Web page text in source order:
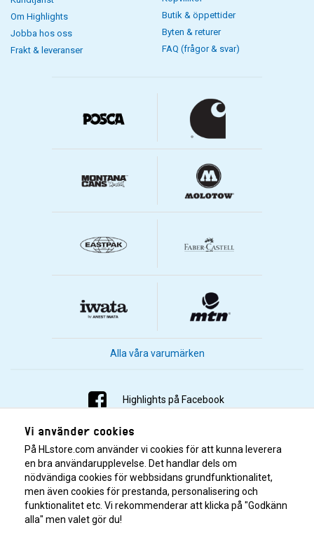
Om Highlights
Jobba hos oss
Frakt & leveranser
Butik & öppettider
Byten & returer
FAQ (frågor & svar)
Alla våra varumärken
Highlights på Facebook
Highlights på Instagram
Highlights på Youtube
Highlights på Tiktok
Vi använder cookies
På HLstore.com använder vi cookies för att kunna leverera
en bra användarupplevelse. Det handlar dels om
nödvändiga cookies för webbsidans grundfunktionalitet,
men även cookies för prestanda, personalisering och
funktionalitet etc. Vi rekommenderar att klicka på "Godkänn
alla" men valet gör du!